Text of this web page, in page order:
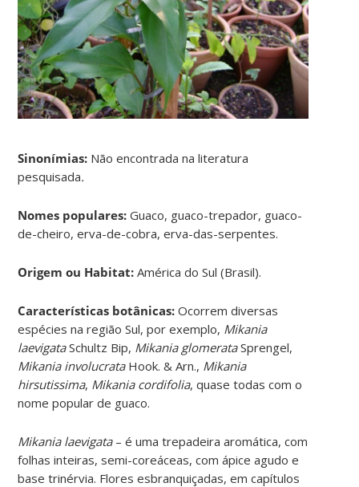
Sinonímias: Não encontrada na literatura
pesquisada.
Nomes populares:Guaco, guaco-trepador, guaco-
de-cheiro, erva-de-cobra, erva-das-serpentes.
Origem ou Habitat: América do Sul (Brasil).
Características botânicas:Ocorrem diversas
espécies na região Sul, por exemplo, Mikania
laevigataSchultz Bip, Mikania glomerataSprengel,
Mikania involucrataHook. & Arn., Mikania
hirsutissima, Mikania cordifolia, quase todas com o
nome popular de guaco.
Mikania laevigata– é uma trepadeira aromática, com
folhas inteiras, semi-coreáceas, com ápice agudo e
base trinérvia. Flores esbranquiçadas, em capítulos